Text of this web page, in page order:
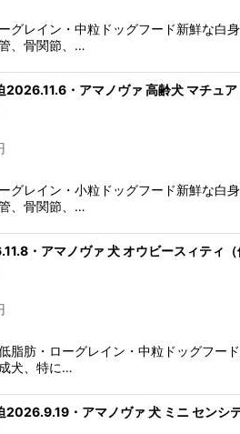
グレイン・中粒ドッグフード新鮮な白
、骨関節、…
2026.11.6・アマノヴァ 高齢犬 マチ
グレイン・小粒ドッグフード新鮮な白
、骨関節、…
・アマノヴァ 犬 オウビースィテ
脂肪・ローグレイン・中粒ドッグフー
犬、特に…
2026.9.19・アマノヴァ 犬 ミニ セン